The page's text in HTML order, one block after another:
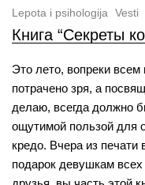
Lepota i psihologija Vesti
Книга “Секреты
Это лето, вопреки
потрачено зря, а
делаю, всегда должно
ощутимой пользой для
кредо. Вчера из
подарок девушкам